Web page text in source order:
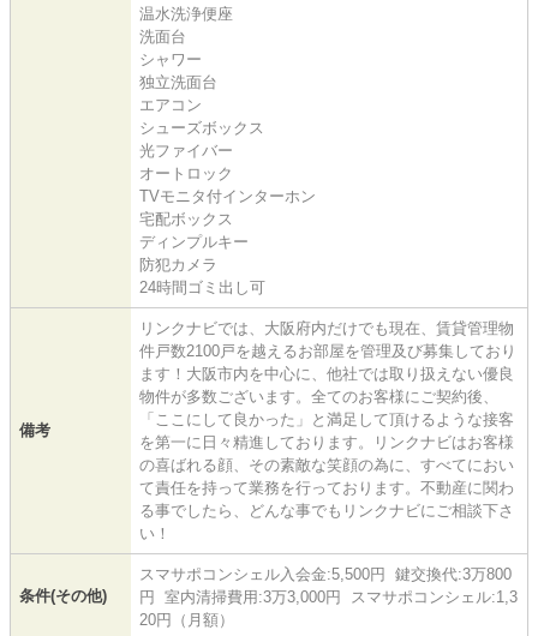
温水洗浄便座
洗面台
シャワー
独立洗面台
エアコン
シューズボックス
光ファイバー
オートロック
TVモニタ付インターホン
宅配ボックス
ディンプルキー
防犯カメラ
24時間ゴミ出し可
備考
リンクナビでは、大阪府内だけでも現在、賃貸管理物
件戸数2100戸を越えるお部屋を管理及び募集しており
ます！大阪市内を中心に、他社では取り扱えない優良
物件が多数ございます。全てのお客様にご契約後、
「ここにして良かった」と満足して頂けるような接客
を第一に日々精進しております。リンクナビはお客様
の喜ばれる顔、その素敵な笑顔の為に、すべてにおい
て責任を持って業務を行っております。不動産に関わ
る事でしたら、どんな事でもリンクナビにご相談下さ
い！
条件(その他)
スマサポコンシェル入会金:5,500円 鍵交換代:3万800
円 室内清掃費用:3万3,000円 スマサポコンシェル:1,3
20円（月額）